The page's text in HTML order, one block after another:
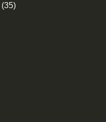
(35)